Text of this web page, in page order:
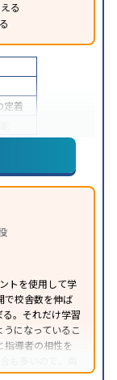
る
定着
トを使用して学
で校舎数を伸ば
。それだけ学習
になっているこ
指導者の相性を
も多いので、両